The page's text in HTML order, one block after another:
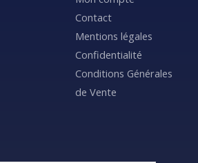
Contact
Mentions légales
Confidentialité
Conditions Générales
de Vente